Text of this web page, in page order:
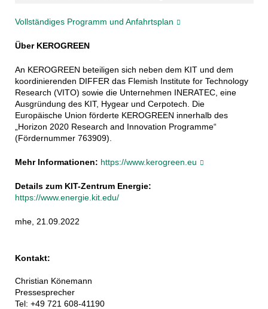
Vollständiges Programm und Anfahrtsplan
Über KEROGREEN
An KEROGREEN beteiligen sich neben dem KIT und dem
koordinierenden DIFFER das Flemish Institute for Technology
Research (VITO) sowie die Unternehmen INERATEC, eine
Ausgründung des KIT, Hygear und Cerpotech. Die
Europäische Union förderte KEROGREEN innerhalb des
„Horizon 2020 Research and Innovation Programme“
(Fördernummer 763909).
Mehr Informationen: https://www.kerogreen.eu
Details zum KIT-Zentrum Energie:
https://www.energie.kit.edu/
mhe, 21.09.2022
Kontakt:
Christian Könemann
Pressesprecher
Tel: +49 721 608-41190